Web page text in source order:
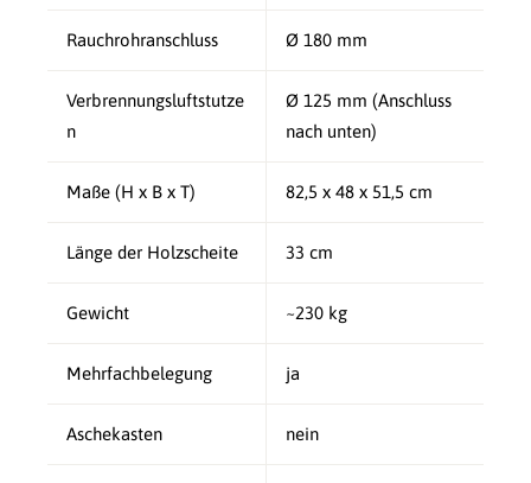
Rauchrohranschluss Ø 180 mm
Verbrennungsluftstutze
n
Ø 125 mm (Anschluss
nach unten)
Maße (H x B x T) 82,5 x 48 x 51,5 cm
Länge der Holzscheite 33 cm
Gewicht ~230 kg
Mehrfachbelegung ja
Aschekasten nein